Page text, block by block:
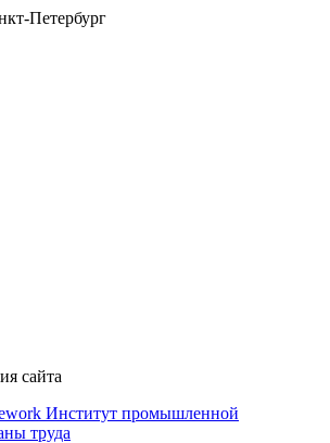
Петербург
сайта
Институт промышленной
труда